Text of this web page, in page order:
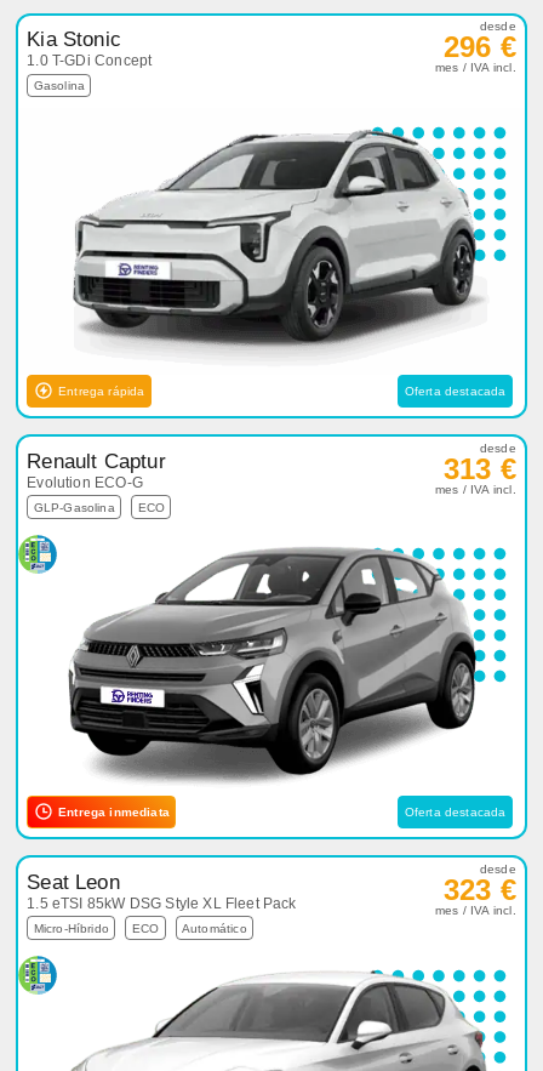
Kia Stonic
1.0 T-GDi Concept
Gasolina
desde
296 €
mes / IVA incl.
Entrega rápida Oferta destacada
Renault Captur
Evolution ECO-G
GLP-Gasolina ECO
desde
313 €
mes / IVA incl.
Entrega inmediata Oferta destacada
Seat Leon
1.5 eTSI 85kW DSG Style XL Fleet Pack
Micro-Híbrido ECO Automático
desde
323 €
mes / IVA incl.